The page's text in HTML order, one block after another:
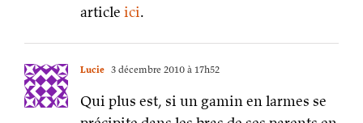
article ici.
Lucie 3 décembre 2010 à 17h52
Qui plus est, si un gamin en larmes se